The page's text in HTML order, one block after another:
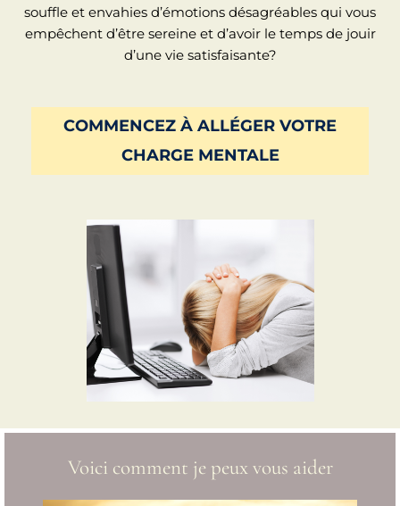
souffle et envahies d’émotions désagréables qui vous
empêchent d’être sereine et d’avoir le temps de jouir
d’une vie satisfaisante?
COMMENCEZ À ALLÉGER VOTRE
CHARGE MENTALE
Voici comment je peux vous aider